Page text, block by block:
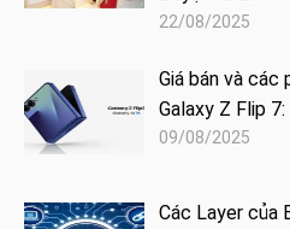
22/08/2025
Giá bán và các
Galaxy Z Flip
09/08/2025
Các Layer của